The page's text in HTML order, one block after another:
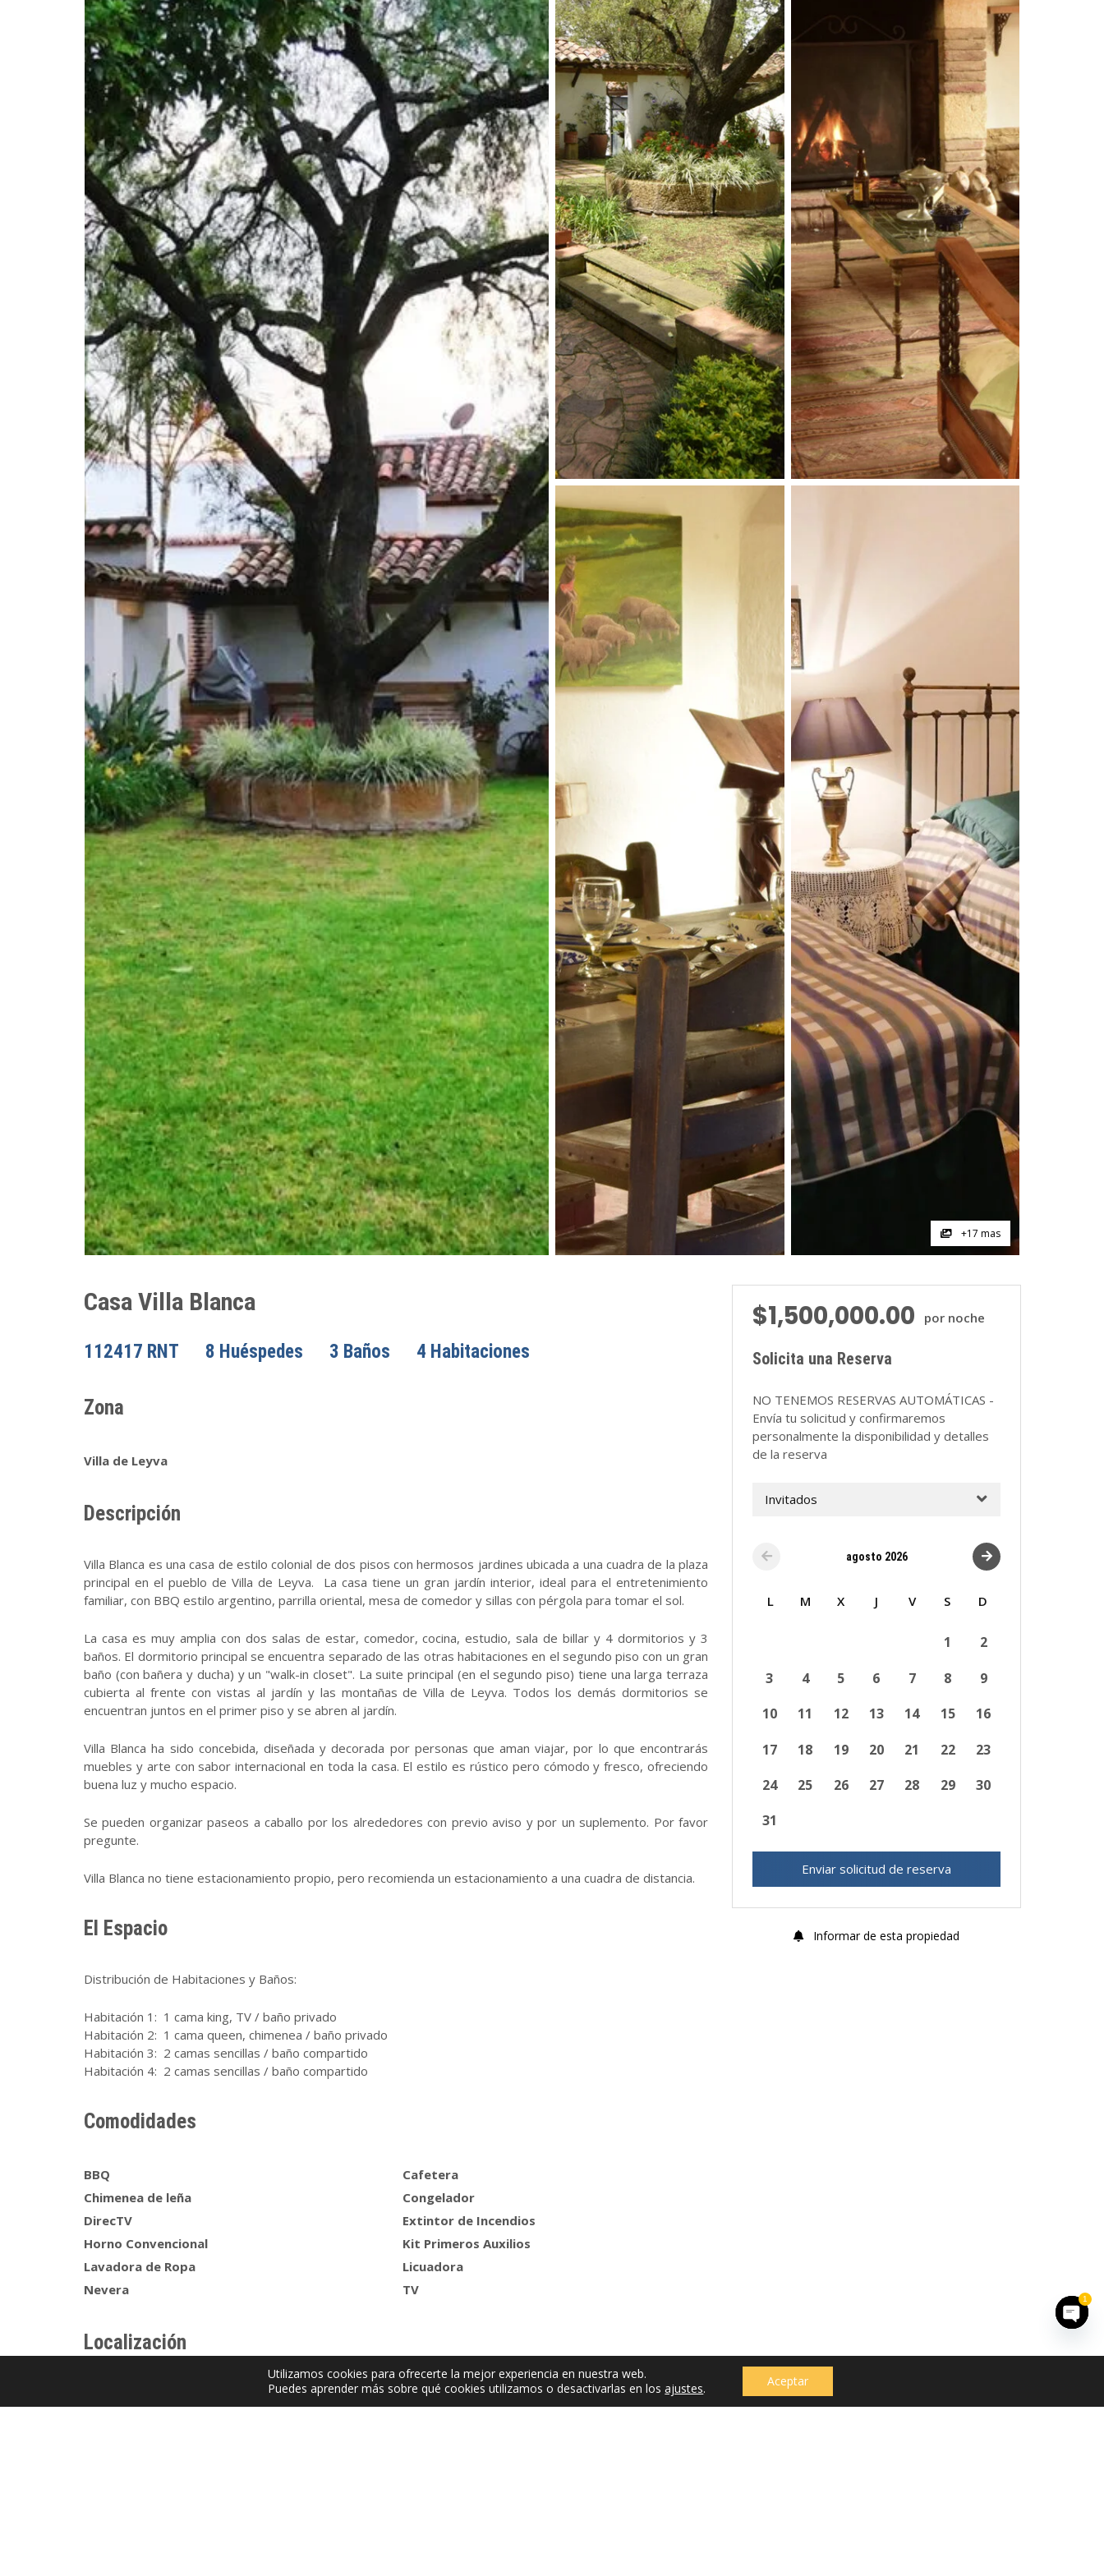
+17 mas
Casa Villa Blanca
112417 RNT 8 Huéspedes 3 Baños 4 Habitaciones
Zona
Villa de Leyva
Descripción
Villa Blanca es una casa de estilo colonial de dos pisos con hermosos jardines ubicada a una cuadra de la plaza
principal en el pueblo de Villa de Leyva. La casa tiene un gran jardín interior, ideal para el entretenimiento
familiar, con BBQ estilo argentino, parrilla oriental, mesa de comedor y sillas con pérgola para tomar el sol.
La casa es muy amplia con dos salas de estar, comedor, cocina, estudio, sala de billar y 4 dormitorios y 3
baños. El dormitorio principal se encuentra separado de las otras habitaciones en el segundo piso con un gran
baño (con bañera y ducha) y un "walk-in closet". La suite principal (en el segundo piso) tiene una larga terraza
cubierta al frente con vistas al jardín y las montañas de Villa de Leyva. Todos los demás dormitorios se
encuentran juntos en el primer piso y se abren al jardín.
Villa Blanca ha sido concebida, diseñada y decorada por personas que aman viajar, por lo que encontrarás
muebles y arte con sabor internacional en toda la casa. El estilo es rústico pero cómodo y fresco, ofreciendo
buena luz y mucho espacio.
Se pueden organizar paseos a caballo por los alrededores con previo aviso y por un suplemento. Por favor
pregunte.
Villa Blanca no tiene estacionamiento propio, pero recomienda un estacionamiento a una cuadra de distancia.
El Espacio
Distribución de Habitaciones y Baños:
Habitación 1: 1 cama king, TV / baño privado
Habitación 2: 1 cama queen, chimenea / baño privado
Habitación 3: 2 camas sencillas / baño compartido
Habitación 4: 2 camas sencillas / baño compartido
Comodidades
BBQ
Cafetera
Chimenea de leña
Congelador
DirecTV
Extintor de Incendios
Horno Convencional
Kit Primeros Auxilios
Lavadora de Ropa
Licuadora
Nevera
TV
Localización
$1,500,000.00 por noche
Solicita una Reserva
NO TENEMOS RESERVAS AUTOMÁTICAS -
Envía tu solicitud y confirmaremos
personalmente la disponibilidad y detalles
de la reserva
Invitados
agosto 2026
L M X J V S D
1
2
3
4 5 6 7 8
9
10
11 12 13 14 15
16
17
18 19 20 21 22
23
24
25 26 27 28 29
30
31
Enviar solicitud de reserva
Informar de esta propiedad
Utilizamos cookies para ofrecerte la mejor experiencia en nuestra web.
Puedes aprender más sobre qué cookies utilizamos o desactivarlas en losajustes. Aceptar
1